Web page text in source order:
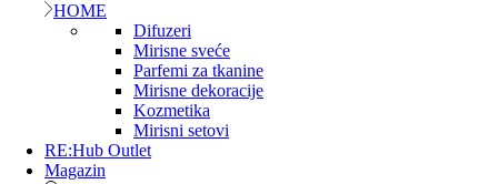
HOME
Difuzeri
Mirisne sveće
Parfemi za tkanine
Mirisne dekoracije
Kozmetika
Mirisni setovi
RE:Hub Outlet
Magazin